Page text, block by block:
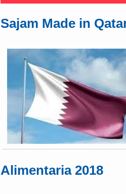
Sajam Made in
Alimentaria 2018